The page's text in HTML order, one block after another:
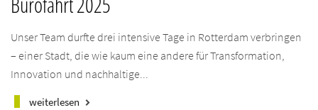
Unser Team durfte drei intensive Tage in Rotterdam verbringen
– einer Stadt, die wie kaum eine andere für Transformation,
Innovation und nachhaltige...
weiterlesen keyboard_arrow_right